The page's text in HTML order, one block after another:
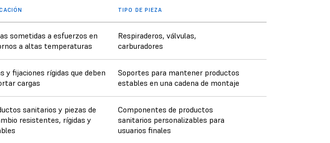
TIPO DE PIEZA
sometidas a esfuerzos en
a altas temperaturas
Respiraderos, válvulas,
carburadores
y fijaciones rígidas que deben
cargas
Soportes para mantener productos
estables en una cadena de montaje
sanitarios y piezas de
resistentes, rígidas y
Componentes de productos
sanitarios personalizables para
usuarios finales